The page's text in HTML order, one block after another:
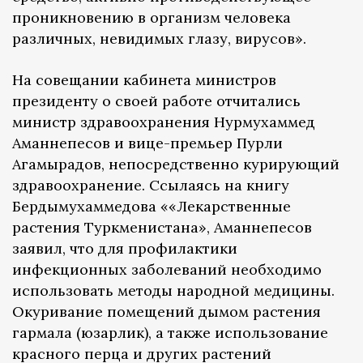
проникновению в организм человека
различных, невидимых глазу, вирусов».
На совещании кабинета министров
президенту о своей работе отчитались
министр здравоохранения Нурмухаммед
Аманнепесов и вице-премьер Пурли
Агамырадов, непосредственно курирующий
здравоохранение. Ссылаясь на книгу
Бердымухаммедова ««Лекарственные
растения Туркменистана», Аманнепесов
заявил, что для профилактики
инфекционных заболеваний необходимо
использовать методы народной медицины.
Окуривание помещений дымом растения
гармала (юзарлик), а также использование
красного перца и других растений